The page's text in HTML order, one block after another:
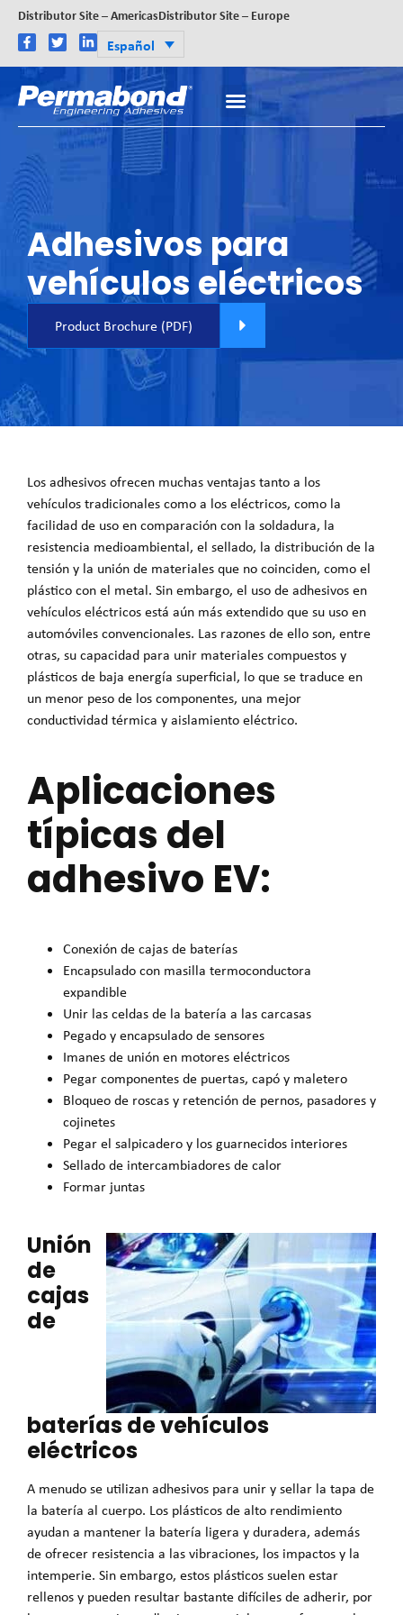
Distributor Site – AmericasDistributor Site – Europe
Español
Adhesivos para
vehículos eléctricos
Product Brochure (PDF)
Los adhesivos ofrecen muchas ventajas tanto a los
vehículos tradicionales como a los eléctricos, como la
facilidad de uso en comparación con la soldadura, la
resistencia medioambiental, el sellado, la distribución de la
tensión y la unión de materiales que no coinciden, como el
plástico con el metal. Sin embargo, el uso de adhesivos en
vehículos eléctricos está aún más extendido que su uso en
automóviles convencionales. Las razones de ello son, entre
otras, su capacidad para unir materiales compuestos y
plásticos de baja energía superficial, lo que se traduce en
un menor peso de los componentes, una mejor
conductividad térmica y aislamiento eléctrico.
Aplicaciones
típicas del
adhesivo EV:
Conexión de cajas de baterías
Encapsulado con masilla termoconductora
expandible
Unir las celdas de la batería a las carcasas
Pegado y encapsulado de sensores
Imanes de unión en motores eléctricos
Pegar componentes de puertas, capó y maletero
Bloqueo de roscas y retención de pernos, pasadores y
cojinetes
Pegar el salpicadero y los guarnecidos interiores
Sellado de intercambiadores de calor
Formar juntas
Unión
de
cajas
de
baterías de vehículos
eléctricos
A menudo se utilizan adhesivos para unir y sellar la tapa de
la batería al cuerpo. Los plásticos de alto rendimiento
ayudan a mantener la batería ligera y duradera, además
de ofrecer resistencia a las vibraciones, los impactos y la
intemperie. Sin embargo, estos plásticos suelen estar
rellenos y pueden resultar bastante difíciles de adherir, por